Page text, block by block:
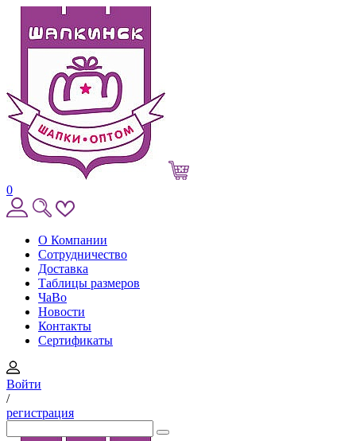
0
О Компании
Сотрудничество
Доставка
Таблицы размеров
ЧаВо
Новости
Контакты
Сертификаты
Войти
/
регистрация